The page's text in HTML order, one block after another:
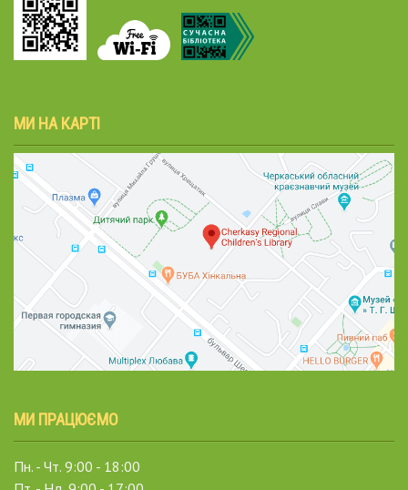
МИ НА КАРТІ
МИ ПРАЦЮЄМО
Пн. - Чт. 9:00 - 18:00